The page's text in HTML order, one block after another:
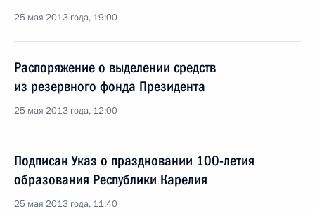
25 мая 2013 года, 19:00
Распоряжение о выделении средств
из резервного фонда Президента
25 мая 2013 года, 12:00
Подписан Указ о праздновании 100-летия
образования Республики Карелия
25 мая 2013 года, 11:40